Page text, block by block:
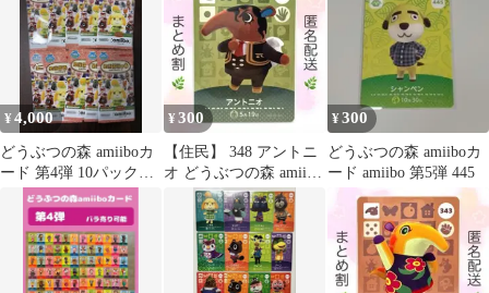
¥4,000
どうぶつの森 amiiboカ
ード 第4弾 10パックセ
ット
¥300
【住民】 348 アントニ
オ どうぶつの森 amiibo
カード
¥300
どうぶつの森 amiiboカ
ード amiibo 第5弾 445